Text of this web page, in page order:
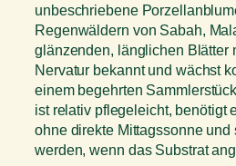
unbeschriebene
Regenwäldern von Sabah,
glänzenden, länglichen Blätter
Nervatur bekannt und wächst
einem begehrten
ist relativ pflegeleicht, benötigt
ohne direkte Mittagssonne und
werden, wenn das Substrat